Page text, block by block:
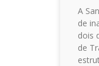
A
de
dois
de